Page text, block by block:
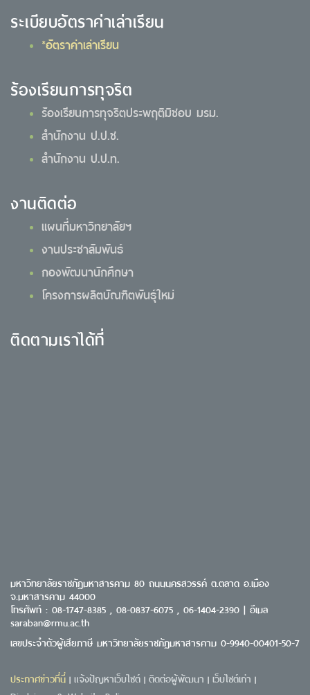
ระเบียบอัตราค่าเล่าเรียน
*อัตราค่าเล่าเรียน
ร้องเรียนการทุจริต
ร้องเรียนการทุจริตประพฤติมิชอบ มรม.
สำนักงาน ป.ป.ช.
สำนักงาน ป.ป.ท.
งานติดต่อ
แผนที่มหาวิทยาลัยฯ
งานประชาสัมพันธ์
กองพัฒนานักศึกษา
โครงการผลิตบัณฑิตพันธุ์ใหม่
ติดตามเราได้ที่
มหาวิทยาลัยราชภัฏมหาสารคาม 80 ถนนนครสวรรค์ ต.ตลาด อ.เมือง
จ.มหาสารคาม 44000
โทรศัพท์ : 08-1747-8385 , 08-0837-6075 , 06-1404-2390 | อีเมล
saraban@rmu.ac.th
เลขประจำตัวผู้เสียภาษี มหาวิทยาลัยราชภัฏมหาสารคาม 0-9940-00401-50-7
ประกาศข่าวที่นี่ | แจ้งปัญหาเว็บไซต์ | ติดต่อผู้พัฒนา | เว็บไซต์เก่า |